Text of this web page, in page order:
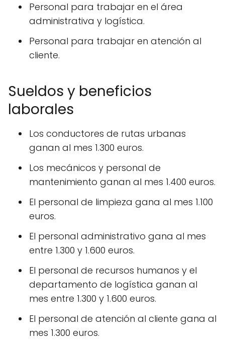
Personal para trabajar en el área
administrativa y logística.
Personal para trabajar en atención al
cliente.
Sueldos y beneficios
laborales
Los conductores de rutas urbanas
ganan al mes 1.300 euros.
Los mecánicos y personal de
mantenimiento ganan al mes 1.400 euros.
El personal de limpieza gana al mes 1.100
euros.
El personal administrativo gana al mes
entre 1.300 y 1.600 euros.
El personal de recursos humanos y el
departamento de logística ganan al
mes entre 1.300 y 1.600 euros.
El personal de atención al cliente gana al
mes 1.300 euros.